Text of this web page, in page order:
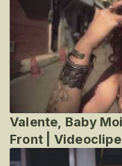
Valente, Baby
Front |